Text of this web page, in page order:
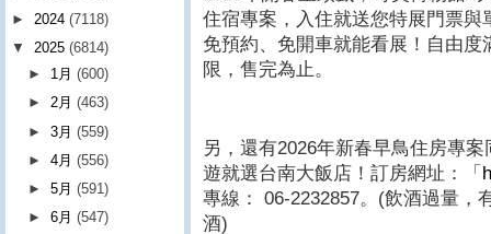
住宿專案，入住就送您特展門票
免預約、免開車就能看展！自由
限，售完為止。
另，還有2026年新春早鳥住房專
遊就選台南大飯店！訂房網址：「
專線： 06-2232857。(飲酒過量，
酒)
► 2024 (7118)
▼ 2025 (6814)
► 1月(600)
►2月(463)
►3月(559)
►4月(556)
►5月(591)
►6月(547)